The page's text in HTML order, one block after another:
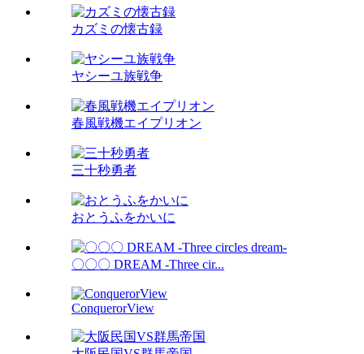
カズミの懐古録
ヤシーユ族戦争
春風戦機エイプリオン
三十秒勇者
おとうふをかいに
〇〇〇 DREAM -Three cir...
ConquerorView